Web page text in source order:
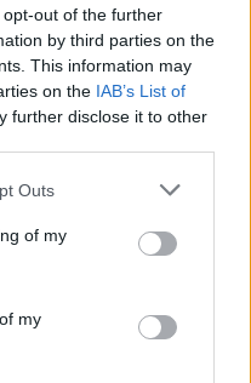
out of the further
by third parties on the
This information may
on the IAB’s List of
further disclose it to other
Outs
of my
my
Lehti